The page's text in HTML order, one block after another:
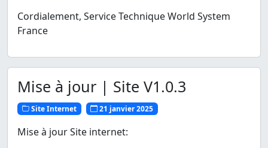
Cordialement, Service Technique World System
France
Mise à jour | Site V1.0.3
Site Internet 21 janvier 2025
Mise à jour Site internet: